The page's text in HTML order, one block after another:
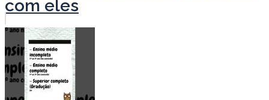
com eles